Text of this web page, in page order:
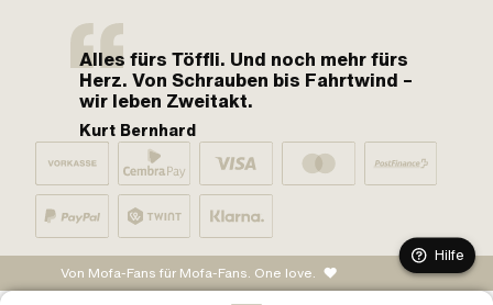
Alles fürs Töffli. Und noch mehr fürs
Herz. Von Schrauben bis Fahrtwind –
wir leben Zweitakt.
Kurt Bernhard
Von Mofa-Fans für Mofa-Fans. One love.
Hilfe